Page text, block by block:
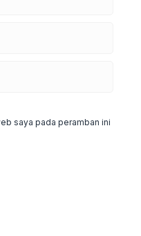
saya pada peramban ini